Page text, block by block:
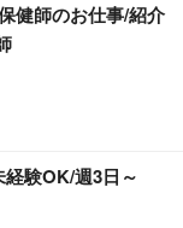
健師のお仕事/紹介
験OK/週3日～